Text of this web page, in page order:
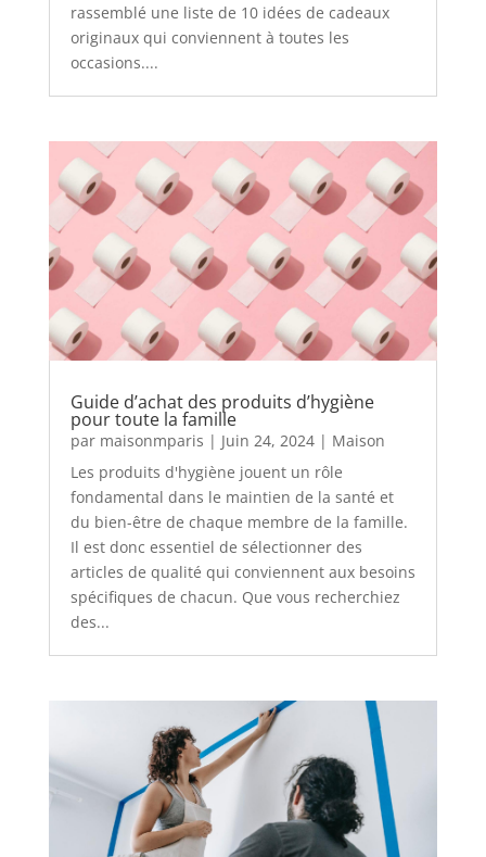
rassemblé une liste de 10 idées de cadeaux
originaux qui conviennent à toutes les
occasions....
Guide d’achat des produits d’hygiène
pour toute la famille
par maisonmparis | Juin 24, 2024| Maison
Les produits d'hygiène jouent un rôle
fondamental dans le maintien de la santé et
du bien-être de chaque membre de la famille.
Il est donc essentiel de sélectionner des
articles de qualité qui conviennent aux besoins
spécifiques de chacun. Que vous recherchiez
des...